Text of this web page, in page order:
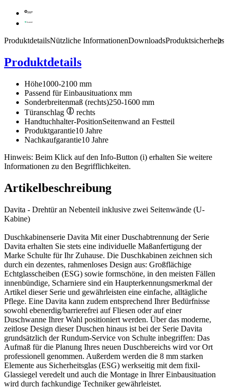
Produktdetails
Produktdetails
Höhe1000-2100 mm
Passend für Einbausituationx mm
Sonderbreitenmaß (rechts)250-1600 mm
Türanschlag
rechts
Handtuchhalter-PositionSeitenwand an Festteil
Produktgarantie10 Jahre
Nachkaufgarantie10 Jahre
Hinweis: Beim Klick auf den Info-Button (i) erhalten Sie weitere
Informationen zu den Begrifflichkeiten.
Nützliche InformationenDownloads
Artikelbeschreibung
Davita - Drehtür an Nebenteil inklusive zwei Seitenwände (U-
Kabine)
Duschkabinenserie Davita Mit einer Duschabtrennung der Serie
Davita erhalten Sie stets eine individuelle Maßanfertigung der
Marke Schulte für Ihr Zuhause. Die Duschkabinen zeichnen sich
durch ein dezentes, rahmenloses Design aus: Großflächige
Echtglasscheiben (ESG) sowie formschöne, in den meisten Fällen
innenbündige, Scharniere sind ein Haupterkennungsmerkmal der
Artikel dieser Serie und gewährleisten eine einfache, alltägliche
Pflege. Eine Davita kann zudem entsprechend Ihrer Bedürfnisse
sowohl ebenerdig/barrierefrei auf Fliesen oder auf einer
Duschwanne Ihrer Wahl positioniert werden. Über das moderne,
zeitlose Design dieser Duschen hinaus ist bei der Serie Davita
grundsätzlich der Rundum-Service von Schulte inbegriffen: Das
Aufmaß für die Planung Ihres neuen Duschbereichs wird vor Ort
professionell genommen. Außerdem werden die 8 mm starken
Elemente aus Sicherheitsglas (ESG) werkseitig mit dem fixil-
Glassiegel veredelt und auch die Montage in Ihrer Einbausituation
wird durch fachkundige Techniker gewährleistet.